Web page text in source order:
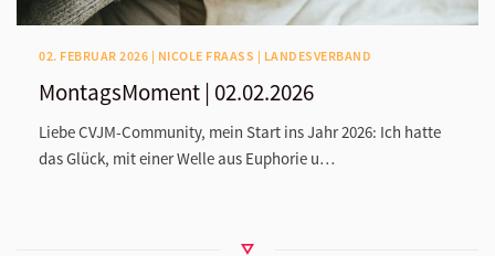
02. FEBRUAR 2026 | NICOLE FRAASS | LANDESVERBAND
MontagsMoment | 02.02.2026
Liebe CVJM-Community, mein Start ins Jahr 2026: Ich hatte
das Glück, mit einer Welle aus Euphorie u…